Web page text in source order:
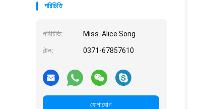
পরিচিতি
পরিচিতি: Miss. Alice Song
টেল: 0371-67857610
যোগাযোগ